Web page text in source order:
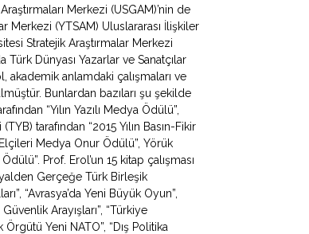
Merkezi (USGAM)’nin de
Merkezi (YTSAM) Uluslararası İlişkiler
Stratejik Araştırmalar Merkezi
Dünyası Yazarlar ve Sanatçılar
akademik anlamdaki çalışmaları ve
Bunlardan bazıları şu şekilde
“Yılın Yazılı Medya Ödülü”,
tarafından “2015 Yılın Basın-Fikir
Medya Onur Ödülü”, Yörük
Prof. Erol’un 15 kitap çalışması
Gerçeğe Türk Birleşik
“Avrasya’da Yeni Büyük Oyun”,
Arayışları”, “Türkiye
Yeni NATO”, “Dış Politika